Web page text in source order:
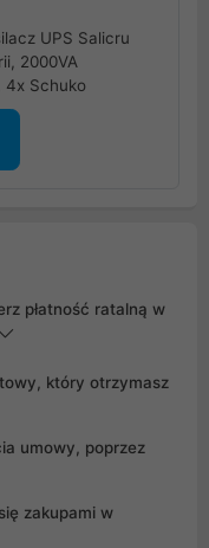
UPS Salicru
2000VA
4x Schuko
płatność ratalną w
który otrzymasz
umowy, poprzez
zakupami w